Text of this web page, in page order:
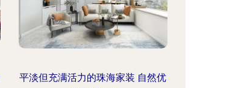
平淡但充满活力的珠海家装 自然优